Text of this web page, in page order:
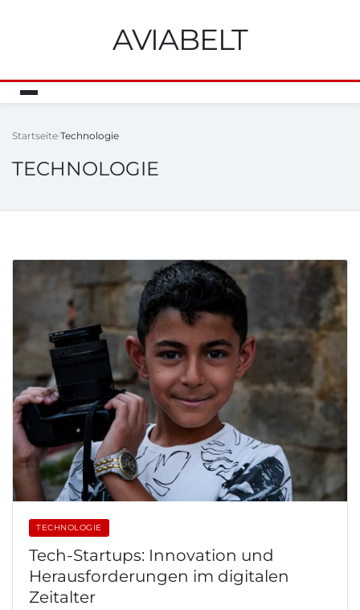
AVIABELT
Startseite Technologie
TECHNOLOGIE
TECHNOLOGIE
Tech-Startups: Innovation und
Herausforderungen im digitalen
Zeitalter